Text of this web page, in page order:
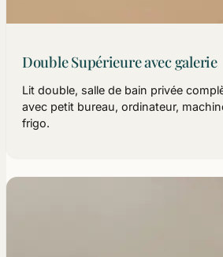
Double Supérieure avec galerie
Lit double, salle de bain privée
avec petit bureau, ordinateur,
frigo.